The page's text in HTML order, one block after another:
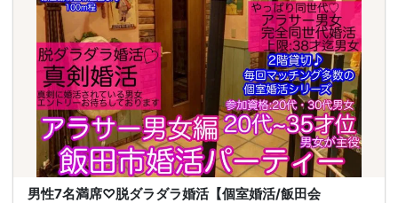
男性7名満席♡脱ダラダラ婚活【個室婚活/飯田会